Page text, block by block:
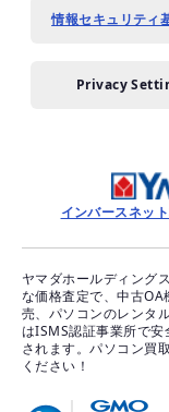
情報セキュリティ
Privacy
インバースネッ
ヤマダホールディング
な価格査定で、中古
売、パソコンのレンタ
はISMS認証事業所で
されます。パソコン買
ください！